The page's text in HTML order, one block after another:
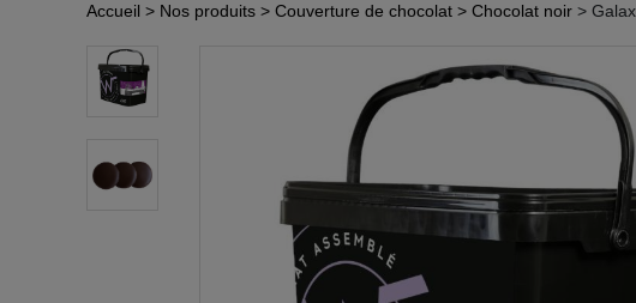
Accueil > Nos produits > Couverture de chocolat > Chocolat noir >